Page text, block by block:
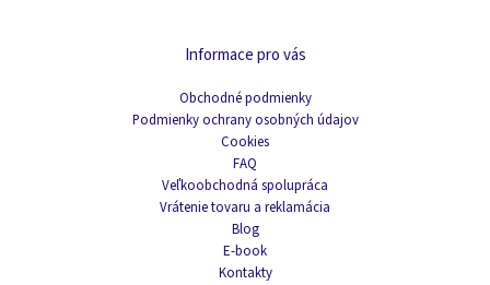
Informace pro vás
Obchodné podmienky
Podmienky ochrany osobných údajov
Cookies
FAQ
Veľkoobchodná spolupráca
Vrátenie tovaru a reklamácia
Blog
E-book
Kontakty